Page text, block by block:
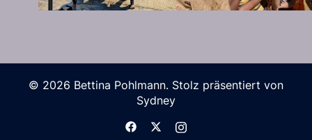
© 2026 Bettina Pohlmann. Stolz präsentiert von
Sydney